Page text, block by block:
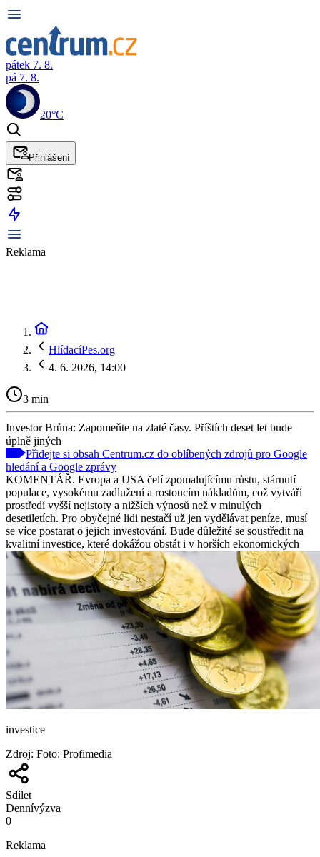
pátek 7. 8.
pá 7. 8.
20°C
Přihlášení
Reklama
HlídacíPes.org
4. 6. 2026, 14:00
3 min
Investor Brůna: Zapomeňte na zlaté časy. Příštích deset let bude
úplně jiných
Přidejte si obsah Centrum.cz do oblíbených zdrojů pro Google
hledání a Google zprávy
KOMENTÁŘ. Evropa a USA čelí zpomalujícímu růstu, stárnutí
populace, vysokému zadlužení a rostoucím nákladům, což vytváří
prostředí vyšší nejistoty a nižších výnosů než v minulých
desetiletích. Pro obyčejné lidi nestačí už jen vydělávat peníze, musí
se více postarat o jejich investování. Bude důležité se soustředit na
kvalitní investice, které dokážou obstát i v horších ekonomických
investice
Zdroj: Foto: Profimedia
Sdílet
Dennívýzva
0
Reklama